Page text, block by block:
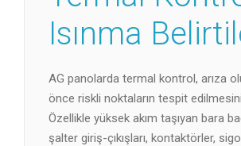
Isınma
AG panolarda termal kontrol, arıza
önce riskli noktaların tespit
Özellikle yüksek akım taşıyan bara
şalter giriş-çıkışları, kontaktörler,